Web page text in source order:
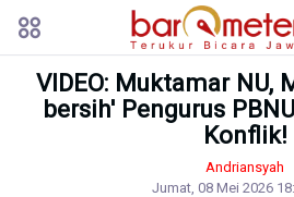
VIDEO: Muktamar NU,
bersih' Pengurus
Konflik!
Andriansyah
Jumat, 08 Mei 2026